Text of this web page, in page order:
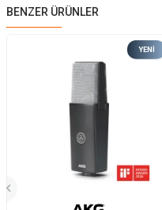
BENZER ÜRÜNLER
YENI